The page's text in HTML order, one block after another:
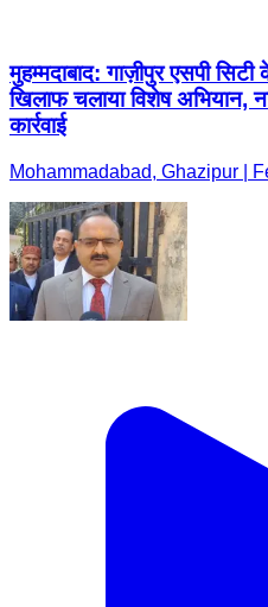
मुहम्मदाबाद: गाज़ीपुर एसपी
खिलाफ चलाया विशेष अभियान,
कार्रवाई
Mohammadabad, Ghazipur |